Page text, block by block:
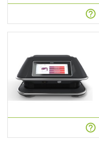
help_outline
help_outline